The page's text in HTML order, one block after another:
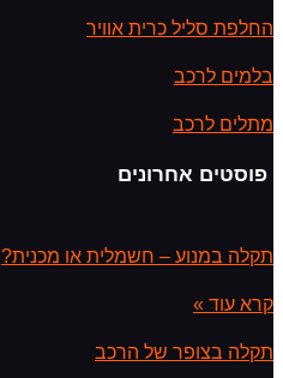
החלפת סליל כרית אוויר
בלמים לרכב
מתלים לרכב
פוסטים אחרונים
תקלה במנוע – חשמלית או מכנית?
קרא עוד »
תקלה בצופר של הרכב